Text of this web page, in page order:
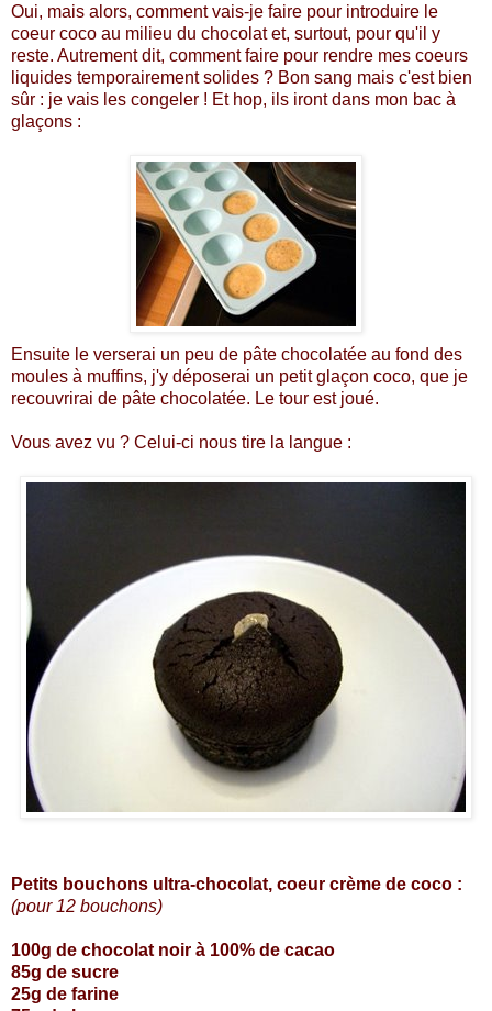
Oui, mais alors, comment vais-je faire pour introduire le
coeur coco au milieu du chocolat et, surtout, pour qu'il y
reste. Autrement dit, comment faire pour rendre mes coeurs
liquides temporairement solides ? Bon sang mais c'est bien
sûr : je vais les congeler ! Et hop, ils iront dans mon bac à
glaçons :
Ensuite le verserai un peu de pâte chocolatée au fond des
moules à muffins, j'y déposerai un petit glaçon coco, que je
recouvrirai de pâte chocolatée. Le tour est joué.
Vous avez vu ? Celui-ci nous tire la langue :
Petits bouchons ultra-chocolat, coeur crème de coco :
(pour 12 bouchons)
100g de chocolat noir à 100% de cacao
85g de sucre
25g de farine